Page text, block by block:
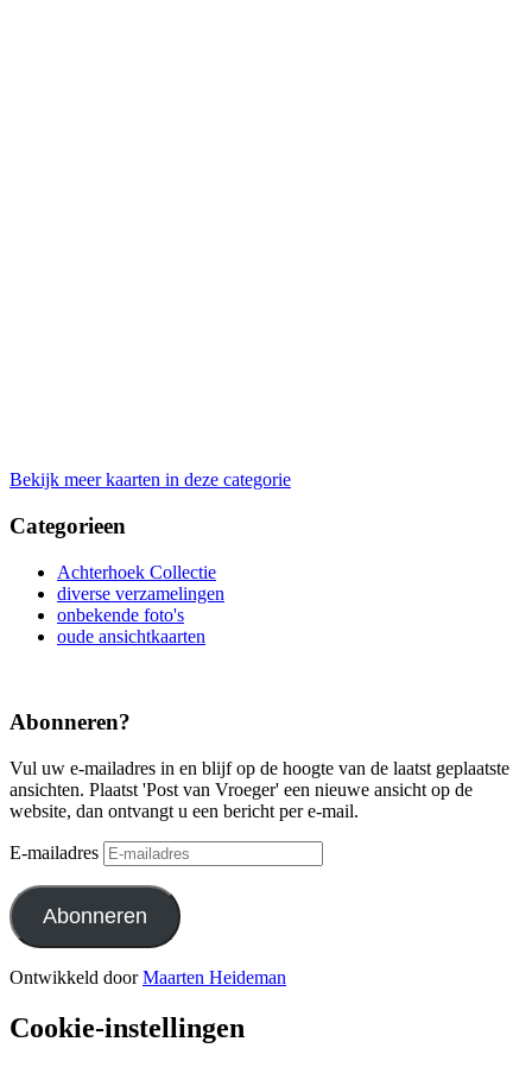
Bekijk meer kaarten in deze categorie
Categorieen
Achterhoek Collectie
diverse verzamelingen
onbekende foto's
oude ansichtkaarten
Abonneren?
Vul uw e-mailadres in en blijf op de hoogte van de laatst geplaatste
ansichten. Plaatst 'Post van Vroeger' een nieuwe ansicht op de
website, dan ontvangt u een bericht per e-mail.
E-mailadres
Abonneren
Ontwikkeld doorMaarten Heideman
Cookie-instellingen